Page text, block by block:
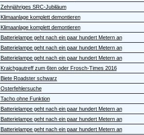
Zehnjähriges SRC-Jubiläum
Klimaanlage komplett demontieren
Klimaanlage komplett demontieren
Batterielampe geht nach ein paar hundert Metern an
Batterielampe geht nach ein paar hundert Metern an
Batterielampe geht nach ein paar hundert Metern an
Kraichgautreff zum 6ten oder Frosch-Times 2016
Biete Roadster schwarz
Osterfehlersuche
Tacho ohne Funktion
Batterielampe geht nach ein paar hundert Metern an
Batterielampe geht nach ein paar hundert Metern an
Batterielampe geht nach ein paar hundert Metern an